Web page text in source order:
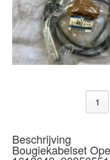
Beschrijving
Bougiekabelset